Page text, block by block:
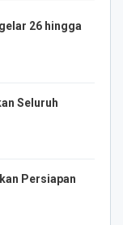
26 hingga
Seluruh
Persiapan